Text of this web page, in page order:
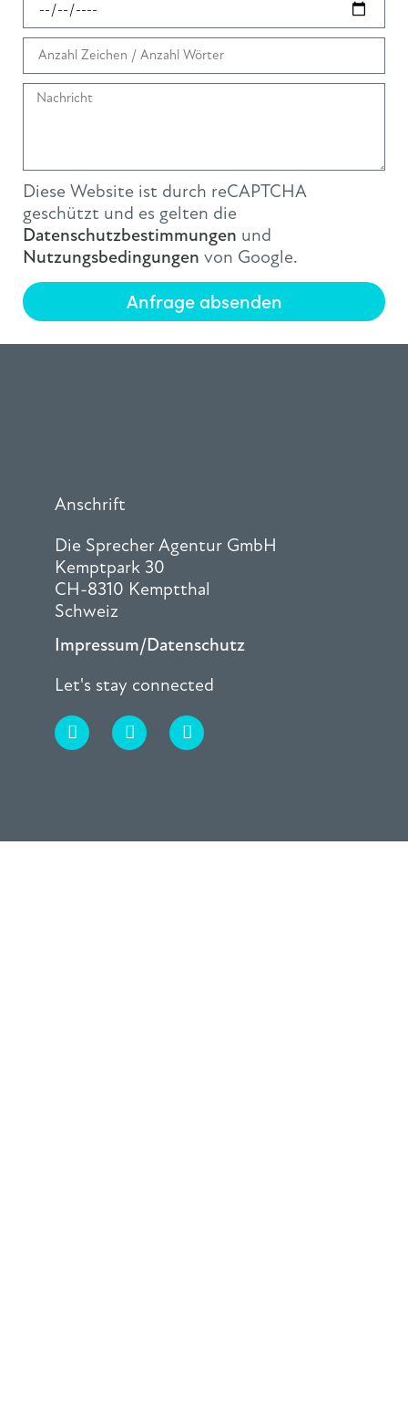
Diese Website ist durch reCAPTCHA
geschützt und es gelten die
Datenschutzbestimmungen und
Nutzungsbedingungen von Google.
Anfrage absenden
Anschrift
Die Sprecher Agentur GmbH
Kemptpark 30
CH-8310 Kemptthal
Schweiz
Impressum/Datenschutz
Let's stay connected